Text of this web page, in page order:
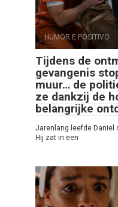
HUMOR E POSITIVO
Tijdens de
gevangenis
muur… de
ze dankzij de
belangrijke
Jarenlang leefde Daniel
Hij zat in een